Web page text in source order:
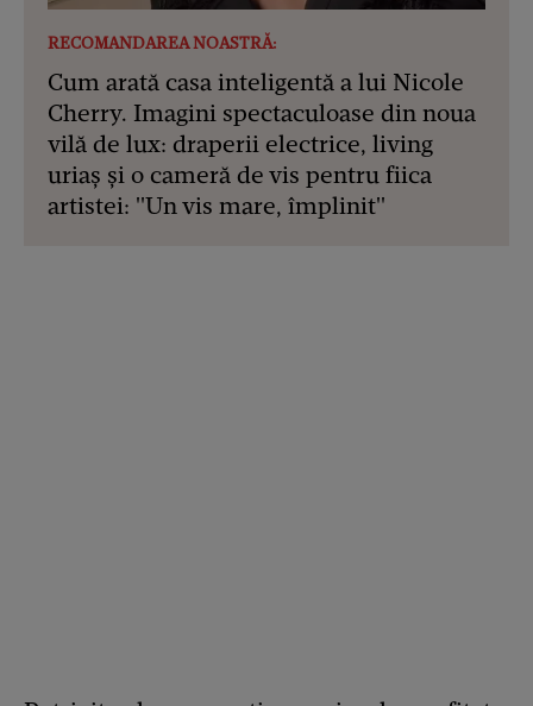
RECOMANDAREA NOASTRĂ:
Cum arată casa inteligentă a lui Nicole
Cherry. Imagini spectaculoase din noua
vilă de lux: draperii electrice, living
uriaș și o cameră de vis pentru fiica
artistei: "Un vis mare, împlinit"